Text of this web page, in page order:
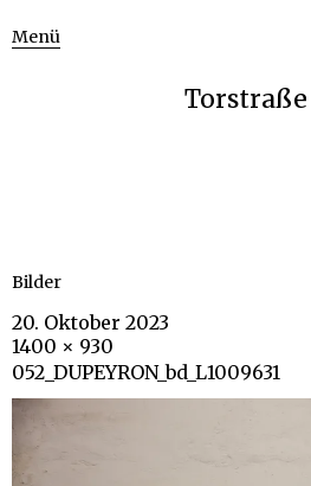
Menü
Torstraße
Bilder
20. Oktober 2023
1400 × 930
052_DUPEYRON_bd_L1009631